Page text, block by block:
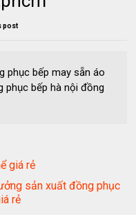
post
phục bếp may sẵn áo
phục bếp hà nội đồng
giá rẻ
sản xuất đồng phục
rẻ